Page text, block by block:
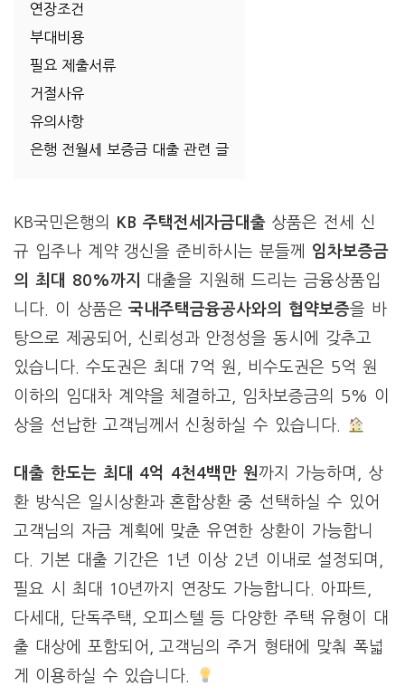
연장조건
부대비용
필요 제출서류
거절사유
유의사항
은행 전월세 보증금 대출 관련 글
KB국민은행의 KB 주택전세자금대출상품은 전세 신
규 입주나 계약 갱신을 준비하시는 분들께 임차보증금
의 최대 80%까지
대출을 지원해 드리는 금융상품입
니다. 이 상품은국내주택금융공사와의 협약보증을 바
탕으로 제공되어, 신뢰성과 안정성을 동시에 갖추고
있습니다. 수도권은 최대 7억 원, 비수도권은 5억 원
이하의 임대차 계약을 체결하고, 임차보증금의 5% 이
상을 선납한 고객님께서 신청하실 수 있습니다.
대출 한도는 최대 4억 4천4백만 원까지 가능하며, 상
환 방식은 일시상환과 혼합상환 중 선택하실 수 있어
고객님의 자금 계획에 맞춘 유연한 상환이 가능합니
다. 기본 대출 기간은 1년 이상 2년 이내로 설정되며,
필요 시 최대 10년까지 연장도 가능합니다. 아파트,
다세대, 단독주택, 오피스텔 등 다양한 주택 유형이 대
출 대상에 포함되어, 고객님의 주거 형태에 맞춰 폭넓
게 이용하실 수 있습니다.